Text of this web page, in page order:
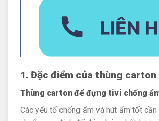
1. Đặc điểm của thùng
Thùng carton để đựng tivi chống
Các yếu tố chống ẩm và hút ẩm tốt